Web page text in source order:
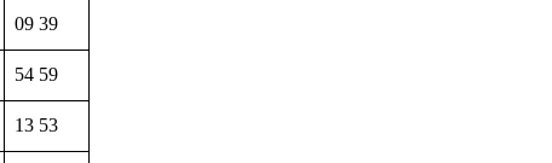
09 39
54 59
13 53